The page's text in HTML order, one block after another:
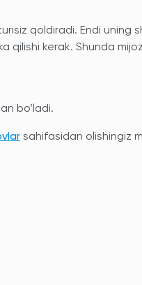
qoldiradi. Endi uning
qilishi kerak. Shunda
bo’ladi.
sahifasidan olishingiz